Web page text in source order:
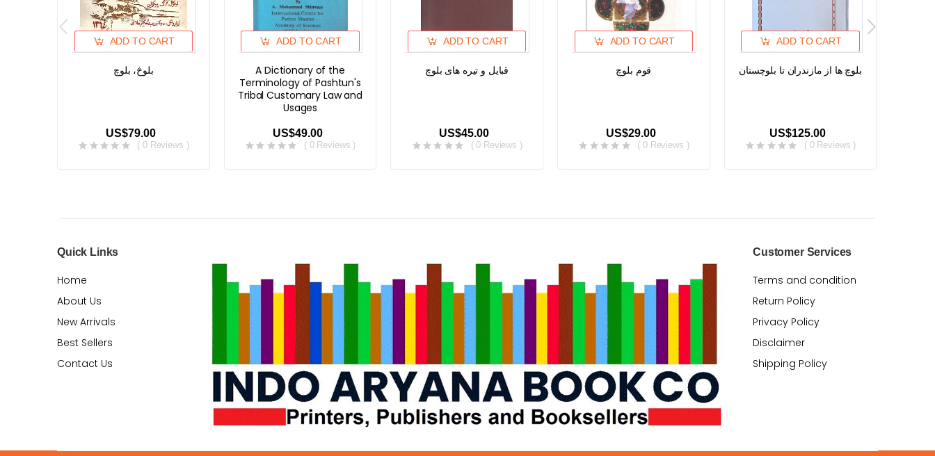
ADD TO CART
بلوڅ، بلوچ
US$79.00
( 0 Reviews )
ADD TO CART
A Dictionary of the
Terminology of Pashtun's
Tribal Customary Law and
Usages
US$49.00
( 0 Reviews )
ADD TO CART
قبایل و تیره های بلوچ
US$45.00
( 0 Reviews )
ADD TO CART
قوم بلوچ
US$29.00
( 0 Reviews )
ADD TO CART
بلوچ ها از مازندران تا بلوچستان
US$125.00
( 0 Reviews )
Quick Links
Home
About Us
New Arrivals
Best Sellers
Contact Us
Customer Services
Terms and condition
Return Policy
Privacy Policy
Disclaimer
Shipping Policy